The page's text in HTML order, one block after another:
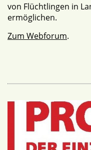
von Flüchtlingen in
ermöglichen.
Zum Webforum.